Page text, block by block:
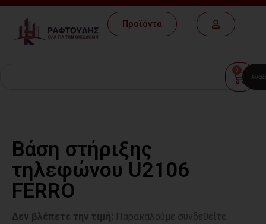
Προϊόντα
0
Βάση στήριξης
τηλεφώνου U2106
FERRO
Δεν βλέπετε την τιμή; Παρακαλούμε συνδεθείτε.